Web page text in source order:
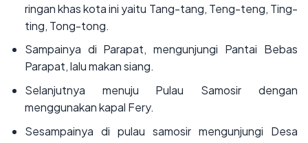
ringan khas kota ini yaitu Tang-tang, Teng-teng, Ting-
ting, Tong-tong.
‌Sampainya di Parapat, mengunjungi Pantai Bebas
Parapat, lalu makan siang.
‌Selanjutnya menuju Pulau Samosir dengan
menggunakan kapal Fery.
‌Sesampainya di pulau samosir mengunjungi Desa